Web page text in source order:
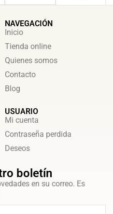
NAVEGACIÓN
Inicio
Tienda online
Quienes somos
Contacto
Blog
USUARIO
Mi cuenta
Contraseña perdida
Deseos
boletín
en su correo. Es